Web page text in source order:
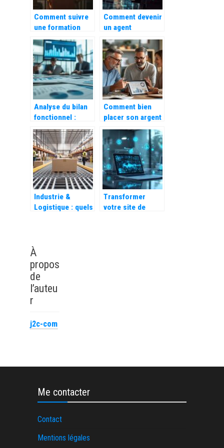
Comment suivre
une formation
d’assistant
comptable en
ligne pour votre
carriere
Comment devenir
un agent
immobilier
indépendant et
réussir dans le
secteur
Analyse du bilan
fonctionnel :
décryptage des
ratios clés pour
optimiser les
composantes du
BFR
Comment bien
placer son argent
dans l’immobilier
: SCPI, locatif et
stratégies
gagnantes
Industrie &
Logistique : quels
gravitaire ?
d’expérience de 3
entreprises
leaders
Transformer
votre site de
À
propos
de
l’auteu
r
j2c-com
Me contacter
Contact
Mentions légales